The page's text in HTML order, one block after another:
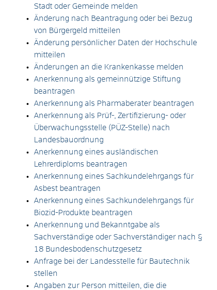
Stadt oder Gemeinde melden
Änderung nach Beantragung oder bei Bezug
von Bürgergeld mitteilen
Änderung persönlicher Daten der Hochschule
mitteilen
Änderungen an die Krankenkasse melden
Anerkennung als gemeinnützige Stiftung
beantragen
Anerkennung als Pharmaberater beantragen
Anerkennung als Prüf-, Zertifizierung- oder
Überwachungsstelle (PÜZ-Stelle) nach
Landesbauordnung
Anerkennung eines ausländischen
Lehrerdiploms beantragen
Anerkennung eines Sachkundelehrgangs für
Asbest beantragen
Anerkennung eines Sachkundelehrgangs für
Biozid-Produkte beantragen
Anerkennung und Bekanntgabe als
Sachverständige oder Sachverständiger nach §
18 Bundesbodenschutzgesetz
Anfrage bei der Landesstelle für Bautechnik
stellen
Angaben zur Person mitteilen, die die